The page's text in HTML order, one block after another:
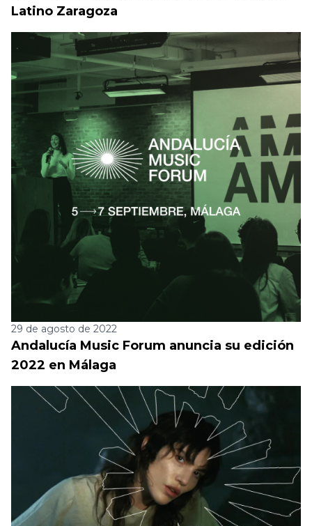
Latino Zaragoza
29 de agosto de 2022
Andalucía Music Forum anuncia su edición
2022 en Málaga